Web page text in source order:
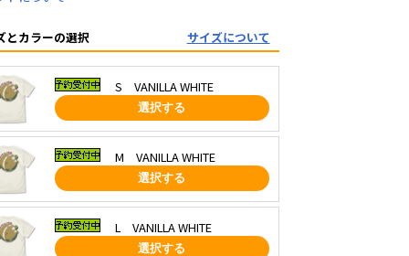
とカラーの選択 サイズについて
S VANILLA WHITE
選択する
M VANILLA WHITE
選択する
L VANILLA WHITE
選択する